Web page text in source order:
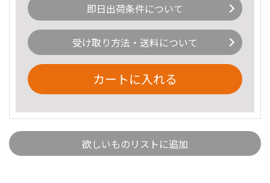
即日出荷条件について
受け取り方法・送料について
カートに入れる
欲しいものリストに追加